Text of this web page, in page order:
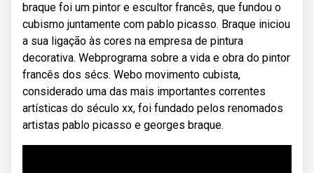
braque foi um pintor e escultor francês, que fundou o
cubismo juntamente com pablo picasso. Braque iniciou
a sua ligação às cores na empresa de pintura
decorativa. Webprograma sobre a vida e obra do pintor
francês dos sécs. Webo movimento cubista,
considerado uma das mais importantes correntes
artísticas do século xx, foi fundado pelos renomados
artistas pablo picasso e georges braque.